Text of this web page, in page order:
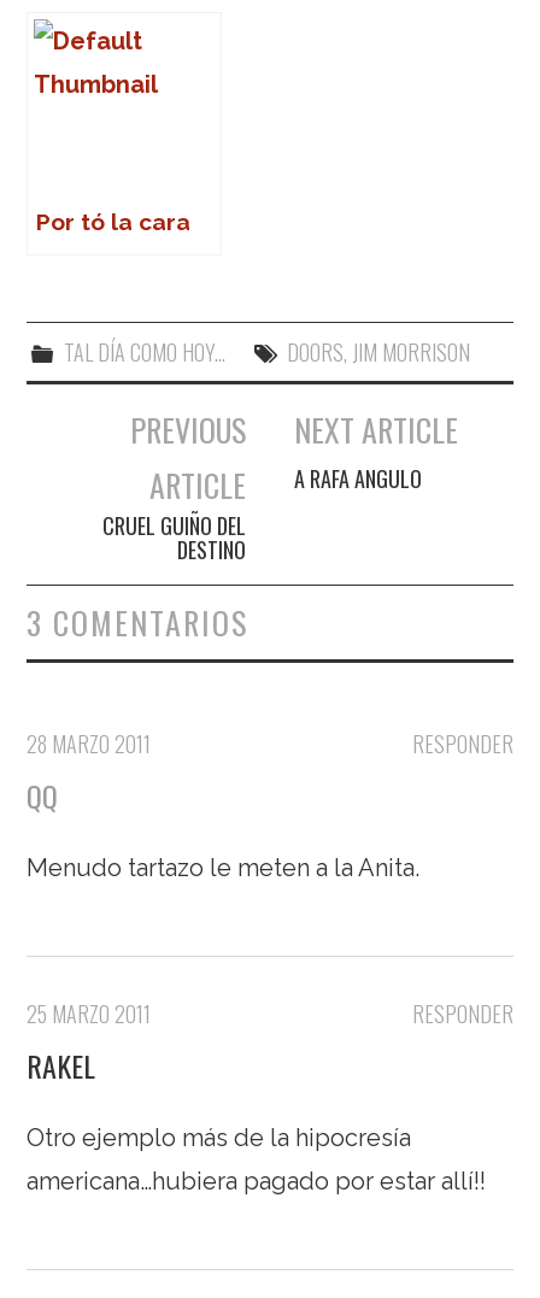
Por tó la cara
TAL DÍA COMO HOY... DOORS, JIM MORRISON
Navegación de entradas
PREVIOUS
ARTICLE
CRUEL GUIÑO DEL
DESTINO
NEXT ARTICLE
A RAFA ANGULO
3 COMENTARIOS
RESPONDER
28 MARZO 2011
QQ
Menudo tartazo le meten a la Anita.
RESPONDER
25 MARZO 2011
RAKEL
Otro ejemplo más de la hipocresía
americana…hubiera pagado por estar allí!!